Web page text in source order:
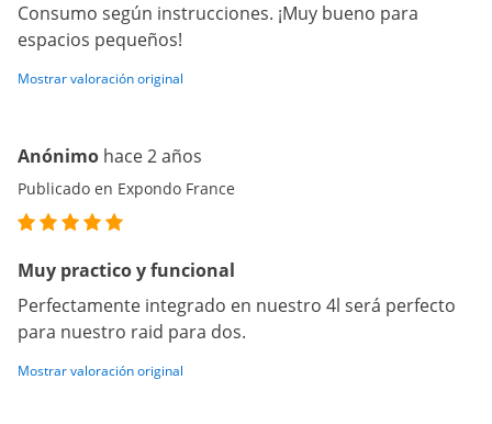
Consumo según instrucciones. ¡Muy bueno para
espacios pequeños!
Mostrar valoración original
Anónimo hace 2 años
Publicado en Expondo France
Muy practico y funcional
Perfectamente integrado en nuestro 4l será perfecto
para nuestro raid para dos.
Mostrar valoración original